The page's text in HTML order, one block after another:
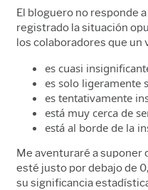
El bloguero no responde
registrado la situación
los colaboradores que un
es cuasi
es solo ligeramente
es tentativamente
está muy cerca de
está al borde de la
Me aventuraré a suponer
esté justo por debajo de
su significancia